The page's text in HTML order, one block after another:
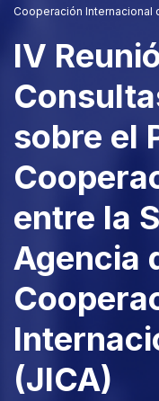
Cooperación Internacional
IV
sobre el
entre la
Agencia
(JICA)